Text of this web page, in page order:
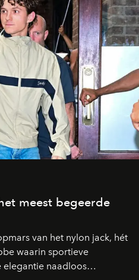
meest begeerde
van het nylon jack, hét
waarin sportieve
elegantie naadloos